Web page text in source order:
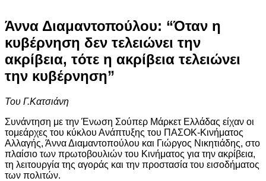
Άννα Διαμαντοπούλου: “Όταν η
κυβέρνηση δεν τελειώνει την
ακρίβεια, τότε η ακρίβεια τελειώνει
την κυβέρνηση”
Του Γ.Κατσιάνη
Συνάντηση με την Ένωση Σούπερ Μάρκετ Ελλάδας είχαν οι
τομεάρχες του κύκλου Ανάπτυξης του ΠΑΣΟΚ-Κινήματος
Αλλαγής, Άννα Διαμαντοπούλου και Γιώργος Νικητιάδης, στο
πλαίσιο των πρωτοβουλιών του Κινήματος για την ακρίβεια,
τη λειτουργία της αγοράς και την προστασία του εισοδήματος
των πολιτών.